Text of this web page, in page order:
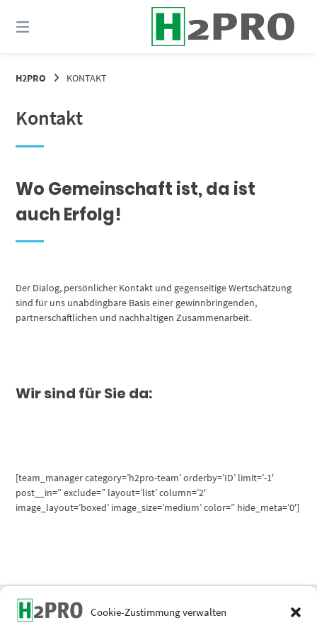
Cookie-Zustimmung verwalten
zum
Inhalt
H2PRO KONTAKT
Kontakt
Wo Gemeinschaft ist, da ist
auch Erfolg!
Der Dialog, persönlicher Kontakt und gegenseitige Wertschätzung
sind für uns unabdingbare Basis einer gewinnbringenden,
partnerschaftlichen und nachhaltigen Zusammenarbeit.
Wir sind für Sie da:
[team_manager category=’h2pro-team’ orderby=’ID’ limit=’-1′
post__in=” exclude=” layout=’list’ column=’2′
image_layout=’boxed’ image_size=’medium’ color=” hide_meta=’0′]